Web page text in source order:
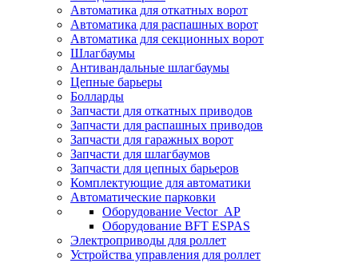
Автоматика для откатных ворот
Автоматика для распашных ворот
Автоматика для секционных ворот
Шлагбаумы
Антивандальные шлагбаумы
Цепные барьеры
Болларды
Запчасти для откатных приводов
Запчасти для распашных приводов
Запчасти для гаражных ворот
Запчасти для шлагбаумов
Запчасти для цепных барьеров
Комплектующие для автоматики
Автоматические парковки
Оборудование Vector_AP
Оборудование BFT ESPAS
Электроприводы для роллет
Устройства управления для роллет